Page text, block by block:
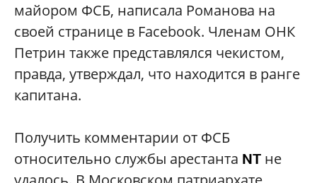
майором ФСБ, написала Романова на
своей странице в Facebook. Членам ОНК
Петрин также представлялся чекистом,
правда, утверждал, что находится в ранге
капитана.
Получить комментарии от ФСБ
относительно службы арестанта NT не